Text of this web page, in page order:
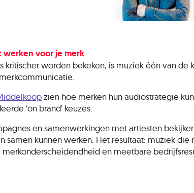
werken voor je merk
worden bekeken, is muziek één van de
zien hoe merken hun audiostrategie
‘on brand’ keuzes.
en samenwerkingen met artiesten
samen kunnen werken. Het resultaat: muziek
en meetbare